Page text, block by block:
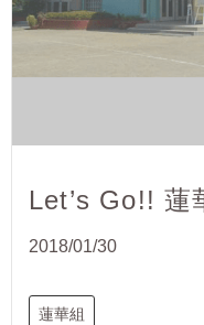
Let’s Go!! 蓮
2018/01/30
蓮華組